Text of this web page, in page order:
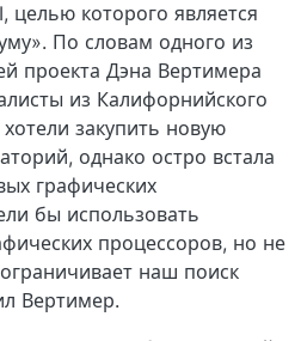
целью которого является
По словам одного из
проекта Дэна Вертимера
из Калифорнийского
закупить новую
однако остро встала
графических
бы использовать
процессоров, но не
наш поиск
Вертимер.